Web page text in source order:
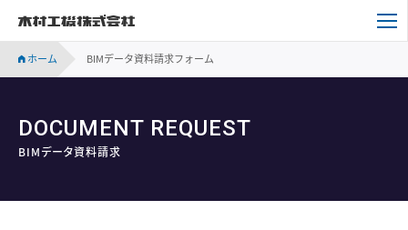
ホーム BIMデータ資料請求フォーム
DOCUMENT REQUEST
BIMデータ資料請求